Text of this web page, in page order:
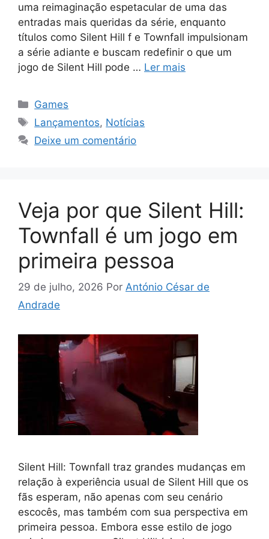
uma reimaginação espetacular de uma das
entradas mais queridas da série, enquanto
títulos como Silent Hill f e Townfall impulsionam
a série adiante e buscam redefinir o que um
jogo de Silent Hill pode … Ler mais
Categorias
Games
Tags
Lançamentos, Notícias
Deixe um comentário
Veja por que Silent Hill:
Townfall é um jogo em
primeira pessoa
29 de julho, 2026 Por António César de
Andrade
Silent Hill: Townfall traz grandes mudanças em
relação à experiência usual de Silent Hill que os
fãs esperam, não apenas com seu cenário
escocês, mas também com sua perspectiva em
primeira pessoa. Embora esse estilo de jogo